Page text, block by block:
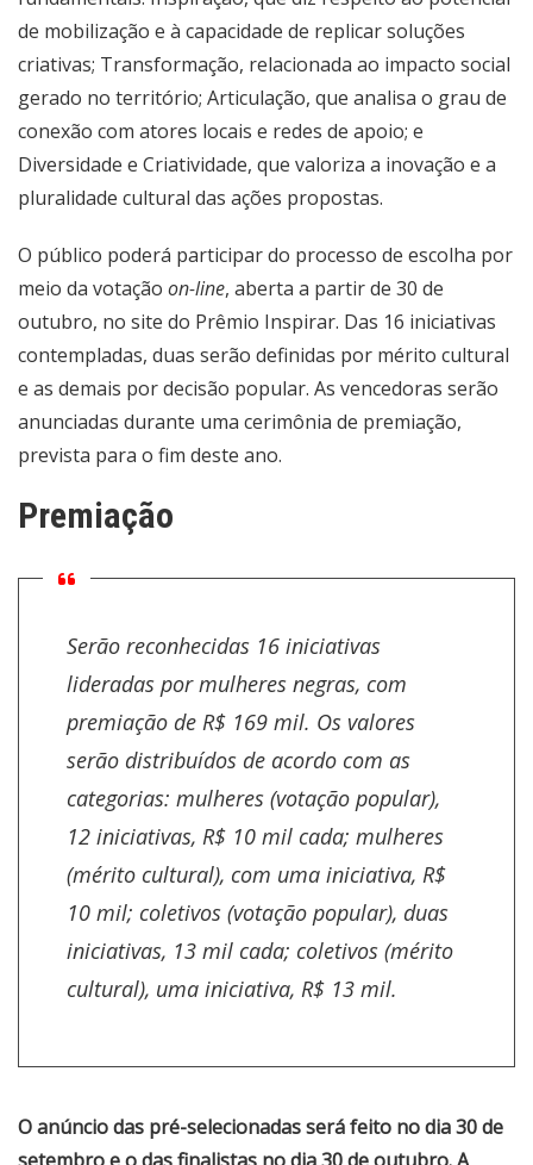
de mobilização e à capacidade de replicar soluções
criativas; Transformação, relacionada ao impacto social
gerado no território; Articulação, que analisa o grau de
conexão com atores locais e redes de apoio; e
Diversidade e Criatividade, que valoriza a inovação e a
pluralidade cultural das ações propostas.
O público poderá participar do processo de escolha por
meio da votação on-line, aberta a partir de 30 de
outubro, no site do Prêmio Inspirar. Das 16 iniciativas
contempladas, duas serão definidas por mérito cultural
e as demais por decisão popular. As vencedoras serão
anunciadas durante uma cerimônia de premiação,
prevista para o fim deste ano.
Premiação
Serão reconhecidas 16 iniciativas
lideradas por mulheres negras, com
premiação de R$ 169 mil. Os valores
serão distribuídos de acordo com as
categorias: mulheres (votação popular),
12 iniciativas, R$ 10 mil cada; mulheres
(mérito cultural), com uma iniciativa, R$
10 mil; coletivos (votação popular), duas
iniciativas, 13 mil cada; coletivos (mérito
cultural), uma iniciativa, R$ 13 mil.
O anúncio das pré-selecionadas será feito no dia 30 de